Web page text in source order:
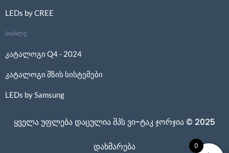
LEDs by CREE
სიახლე
კატალოგი Q4 - 2024
კატალოგი მზის სისტემები
LEDs by Samsung
ყველა უფლება დაცულია შპს ვი-ტაკ ჯორჯია © 2025
დახმარება 0